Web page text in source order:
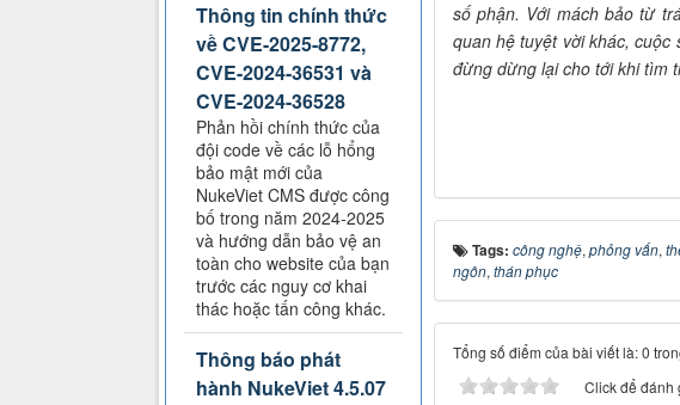
số phận. Với mách bảo từ
quan hệ tuyệt vời khác,
đừng dừng lại cho tới khi tìm
Tags: công nghệ,phỏng vấn,
ngôn,thán phục
Tổng số điểm của bài viết là: 0
Click để đánh
Thông tin chính thức
về CVE-2025-8772,
CVE-2024-36531 và
CVE-2024-36528
Phản hồi chính thức của
đội code về các lỗ hổng
bảo mật mới của
NukeViet CMS được công
bố trong năm 2024-2025
và hướng dẫn bảo vệ an
toàn cho website của bạn
trước các nguy cơ khai
thác hoặc tấn công khác.
Thông báo phát
hành NukeViet 4.5.07